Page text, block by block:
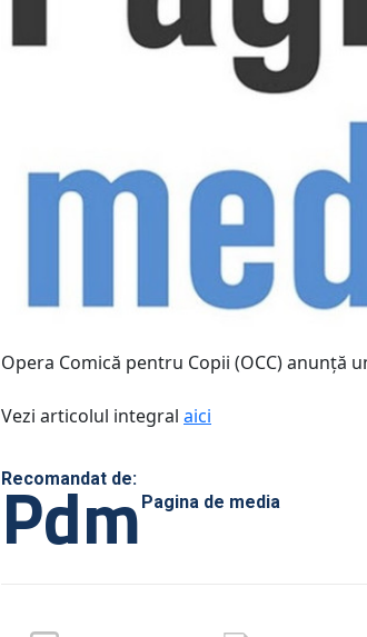
Opera Comică pentru Copii (OCC) anunţă
Vezi articolul integral aici
Recomandat de:
Pdm Pagina de media